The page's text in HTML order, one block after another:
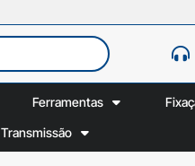
Ferramentas
Transmissão